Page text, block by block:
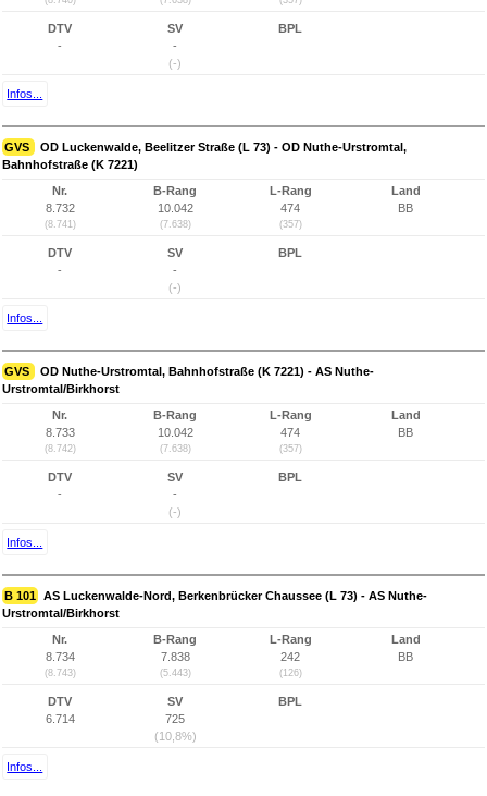
DTV
-
SV
-
(-)
BPL
Infos...
GVS
OD Luckenwalde, Beelitzer Straße (L 73) - OD Nuthe-Urstromtal,
Bahnhofstraße (K 7221)
Nr.
8.732
(8.741)
B-Rang
10.042
(7.638)
L-Rang
474
(357)
Land
BB
DTV
-
SV
-
(-)
BPL
Infos...
GVS
OD Nuthe-Urstromtal, Bahnhofstraße (K 7221) - AS Nuthe-
Urstromtal/Birkhorst
Nr.
8.733
(8.742)
B-Rang
10.042
(7.638)
L-Rang
474
(357)
Land
BB
DTV
-
SV
-
(-)
BPL
Infos...
B 101 AS Luckenwalde-Nord, Berkenbrücker Chaussee (L 73) - AS Nuthe-
Urstromtal/Birkhorst
Nr.
8.734
(8.743)
B-Rang
7.838
(5.443)
L-Rang
242
(126)
Land
BB
DTV
6.714
SV
725
(10,8%)
BPL
Infos...